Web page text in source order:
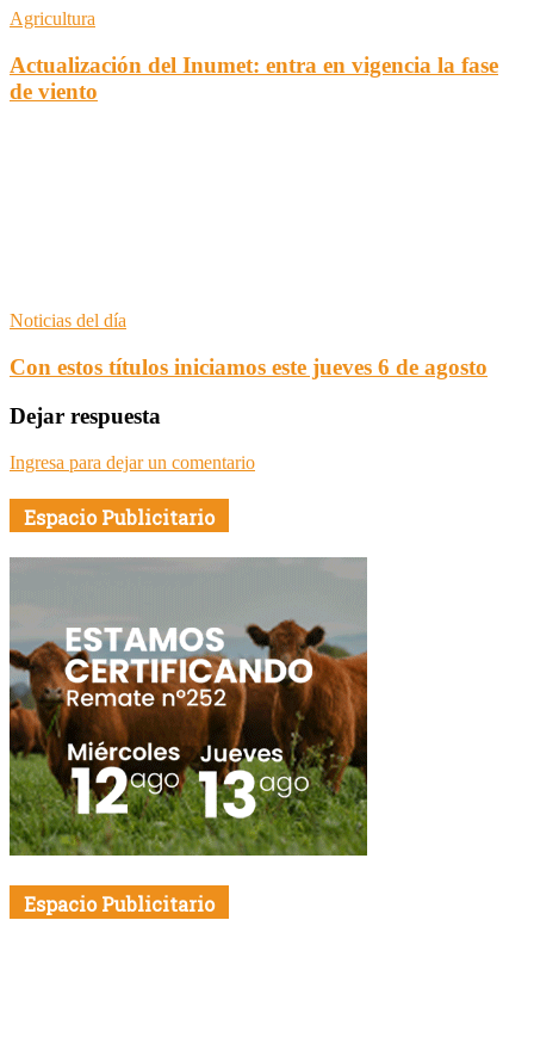
Agricultura
Actualización del Inumet: entra en vigencia la fase
de viento
Noticias del día
Con estos títulos iniciamos este jueves 6 de agosto
Dejar respuesta
Ingresa para dejar un comentario
Espacio Publicitario
Espacio Publicitario